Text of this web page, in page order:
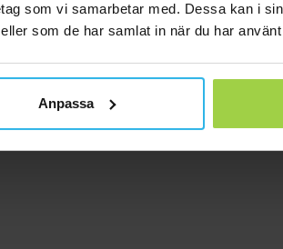
som vi samarbetar med. Dessa kan i
som de har samlat in när du har
Anpassa